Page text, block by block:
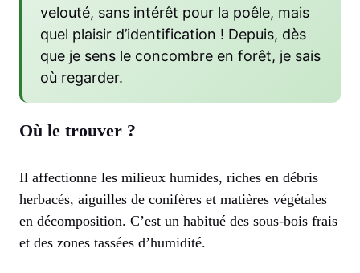
velouté, sans intérêt pour la poêle, mais
quel plaisir d’identification ! Depuis, dès
que je sens le concombre en forêt, je sais
où regarder.
Où le trouver ?
Il affectionne les milieux humides, riches en débris
herbacés, aiguilles de conifères et matières végétales
en décomposition. C’est un habitué des sous-bois frais
et des zones tassées d’humidité.